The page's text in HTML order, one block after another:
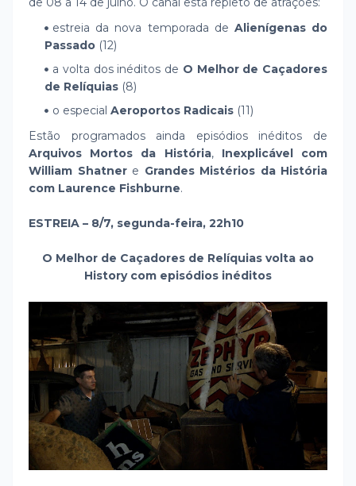
estreia da nova temporada de Alienígenas do
Passado (12)
a volta dos inéditos de O Melhor de Caçadores
de Relíquias (8)
o especial Aeroportos Radicais (11)
Estão programados ainda episódios inéditos de
Arquivos Mortos da História, Inexplicável com
William Shatnere Grandes Mistérios da História
com Laurence Fishburne.
ESTREIA – 8/7, segunda-feira, 22h10
O Melhor de Caçadores de Relíquias volta ao
History com episódios inéditos